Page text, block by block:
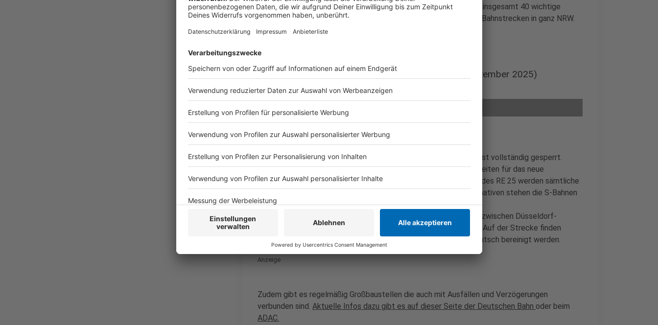
momentan von der Deutschen Bahn modernisiert. Bis 2030 sollen insgesamt 40 wichtige
Teilstrecken saniert werden. Betroffen davon sind natürlich auch Bahnstrecken in ganz NRW.
Diese Bahnstrecken werden 2025 gesperrt (Stand November 2025)
Anzeige
Anzeige
Vom 14. bis 24. November wird der
fast vollständig gesperrt.
Sowohl für den Fern- als auch Nahverkehr. Der Grund sind Arbeiten für das neue
elektronische Stellwerk der Deutschen Bahn. Mit Ausnahme des RE 25 werden sämtliche
Regionalzüge um den Hauptbahnhof herumgeführt. Als Alternativen stehen die S-Bahnen
sowie die Verkehrsmittel der KVB zur Verfügung.
zwischen Düsseldorf-
Unterrath und Essen HBF nur Busse als Ersatzverkehr geben. Auf der Strecke finden
diverse Arbeiten statt, unter anderem muss in Hösel ein Erdrutsch bereinigt werden.
Anzeige
Zudem gibt es regelmäßig Großbaustellen die auch mit Ausfällen und Verzögerungen
verbunden sind. Aktuelle Infos dazu gibt es auf dieser Seite der Deutschen Bahn oder beim
ADAC.